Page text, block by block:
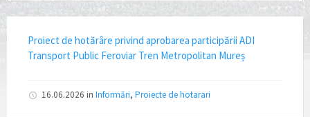
Proiect de hotărâre privind aprobarea participării ADI
Transport Public Feroviar Tren Metropolitan Mureș
16.06.2026 in Informări, Proiecte de hotarari